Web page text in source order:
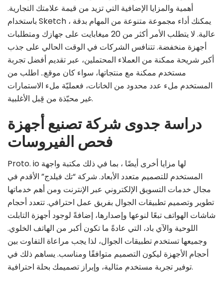
أهمية والمزايا الإضافية التي تزيد من قيمة علامتك التجارية.
باستخدام Sketch ، يمكنك أداء مجموعة متنوعة من المهام بدقة
عالية. لا يتطلب الأمر أكثر من 20 ميغابايت على جهازك ومتطلبات
أجهزة منخفضة. تتنافس الشركات في الوقت الحالي على جذب
أكبر شريحة ممكنة من العملاء المحتملين، عبر تقديم أفضل تجربة
مستخدم ممكنة مع منتجاتها، سواء كان موقع.. اطلب من
المستخدم ملء عدد محدود من الخانات، فعمليّة ملء الاستمارات
غير محبّذة من قِبل الأغلبية.
دراسة جدوى شركة تصنيع أجهزة
فحص الفيروسات
Proto. io لها مزايا أخرى أيضًا ، بما في ذلك مكتبة واجهة
المستخدم للتصميم متعدد الأبعاد. شركة “تك فيلدج” الأقدم في
مجال خدمات التسويق الإلكتروني عبر الإنترنت ومن أهم خدماتها
تطوير وتصميم تطبيقات الجوال بفريق عمل احترافي. تتعدد أحجام
شاشات الهواتف تبعًا لنوعها وإصدارها، إضافةً لوجود أجهزة التابلت
اللوحية والآي باد، التي عادةً ما تكون أكبر من الهاتف الخلوي.
وجميعها تستخدم تطبيقات الجوال، لذا يجب مراعاة التفاوت بين
أحجام الأجهزة ليكون التصميم متوافقًا ومناسب. يساهم ذلك في
توفير تجربة مستخدم مثالية، وإبراز تصميمك بحلة احترافية.